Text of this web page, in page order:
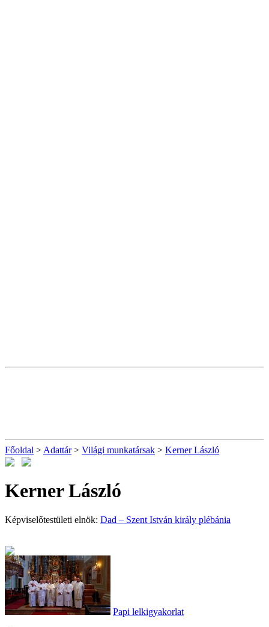
Főoldal > Adattár> Világi munkatársak > Kerner László
Kerner László
Képviselőtestületi elnök: Dad – Szent István király plébánia
Papi lelkigyakorlat